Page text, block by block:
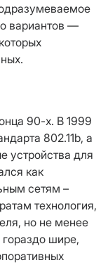
вариантов —
90-х. В 1999
802.11b, а
устройства для
как
сетям –
технология,
но не менее
шире,